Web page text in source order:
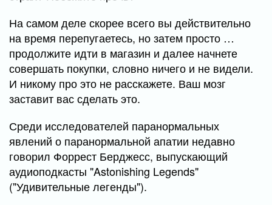
На самом деле скорее всего вы действительно
на время перепугаетесь, но затем просто …
продолжите идти в магазин и далее начнете
совершать покупки, словно ничего и не видели.
И никому про это не расскажете. Ваш мозг
заставит вас сделать это.
Среди исследователей паранормальных
явлений о паранормальной апатии недавно
говорил Форрест Берджесс, выпускающий
аудиоподкасты "Astonishing Legends"
("Удивительные легенды").